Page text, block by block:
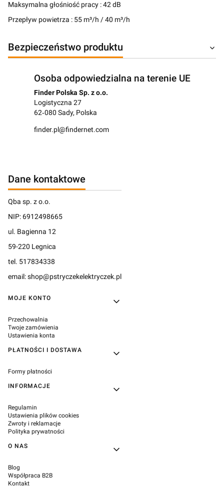
Maksymalna głośniość pracy :42dB
Przepływ powietrza : 55 m³/h /40 m³/h
Bezpieczeństwo produktu
Osoba odpowiedzialna na terenie UE
Finder Polska Sp. z o.o.
Logistyczna 27
62‑080 Sady, Polska
finder.pl@findernet.com
Dane kontaktowe
Qba sp. z o.o.
NIP: 6912498665
ul. Bagienna 12
59-220 Legnica
tel. 517834338
email: shop@pstryczekelektryczek.pl
Linki w stopce
MOJE KONTO
Przechowalnia
Twoje zamówienia
Ustawienia konta
PŁATNOŚCI I DOSTAWA
Formy płatności
INFORMACJE
Regulamin
Ustawienia plików cookies
Zwroty i reklamacje
Polityka prywatności
O NAS
Blog
Współpraca B2B
Kontakt